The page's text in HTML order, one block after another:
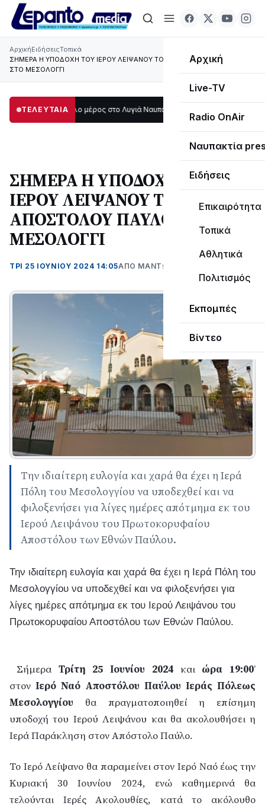
Αρχική
Live-TV
Radio OnAir
Ναυπακτία
Ειδήσεις
Επικαιρότητα
Τοπικά
Αθλητικά
Πολιτισμός
Εκπομπές
Βίντεο
ΑρχικήΕιδήσειςΤοπικά
ΣΗΜΕΡΑ Η ΥΠΟΔΟΧΗ ΤΟΥ ΙΕΡΟΥ ΛΕΙΨΑΝΟΥ ΤΟΥ ΑΠΟΣΤΟΛΟΥ ΠΑΥΛΟΥ
ΣΤΟ ΜΕΣΟΛΟΓΓΙ
ΤΕΛΕΥΤΑΙΑ
μεγάλο μέρος στο Λυγιά Ναυπάκτου12:08
ΣΗΜΕΡΑ Η ΥΠΟΔΟΧΗ ΤΟΥ
ΙΕΡΟΥ ΛΕΙΨΑΝΟΥ ΤΟΥ
ΑΠΟΣΤΟΛΟΥ ΠΑΥΛΟΥ ΣΤΟ
ΜΕΣΟΛΟΓΓΙ
ΤΡΊ 25 ΙΟΥΝΊΟΥ 2024 14:05ΑΠΌ ΜΑΝΤΩ ΚΑΠΕΝΤΖΩΝΗ
Την ιδιαίτερη ευλογία και χαρά θα έχει η Ιερά
Πόλη του Μεσολογγίου να υποδεχθεί και να
φιλοξενήσει για λίγες ημέρες απότμημα εκ του
Ιερού Λειψάνου του Πρωτοκορυφαίου
Αποστόλου των Εθνών Παύλου.
Την ιδιαίτερη ευλογία και χαρά θα έχει η Ιερά Πόλη του
Μεσολογγίου να υποδεχθεί και να φιλοξενήσει για
λίγες ημέρες απότμημα εκ του Ιερού Λειψάνου του
Πρωτοκορυφαίου Αποστόλου των Εθνών Παύλου.
Σήμερα Τρίτη 25 Ιουνίου 2024 και ώρα 19:00’
στον Ιερό Ναό Αποστόλου Παύλου Ιεράς Πόλεως
Μεσολογγίου
θα πραγματοποιηθεί η επίσημη
υποδοχή του Ιερού Λειψάνου και θα ακολουθήσει η
Ιερά Παράκληση στον Απόστολο Παύλο.
Το Ιερό Λείψανο θα παραμείνει στον Ιερό Ναό έως την
Κυριακή 30 Ιουνίου 2024, ενώ καθημερινά θα
τελούνται Ιερές Ακολουθίες, κατά το ακόλουθο